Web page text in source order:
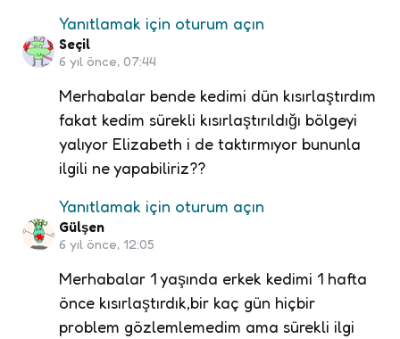
Yanıtlamak için oturum açın
Seçil
6 yıl önce, 07:44
Merhabalar bende kedimi dün kısırlaştırdım
fakat kedim sürekli kısırlaştırıldığı bölgeyi
yalıyor Elizabeth i de taktırmıyor bununla
ilgili ne yapabiliriz??
Yanıtlamak için oturum açın
Gülşen
6 yıl önce, 12:05
Merhabalar 1 yaşında erkek kedimi 1 hafta
önce kısırlaştırdık,bir kaç gün hiçbir
problem gözlemlemedim ama sürekli ilgi